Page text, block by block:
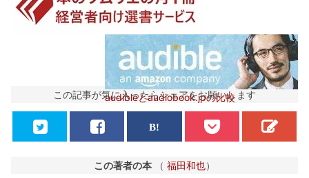
audibleとaudiobook.jpの比較
この記事が気に入ったらシェアをお願いします
この著者の本 （ 福田和也）